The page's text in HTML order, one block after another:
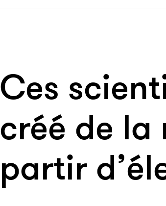
Ces
créé de
partir